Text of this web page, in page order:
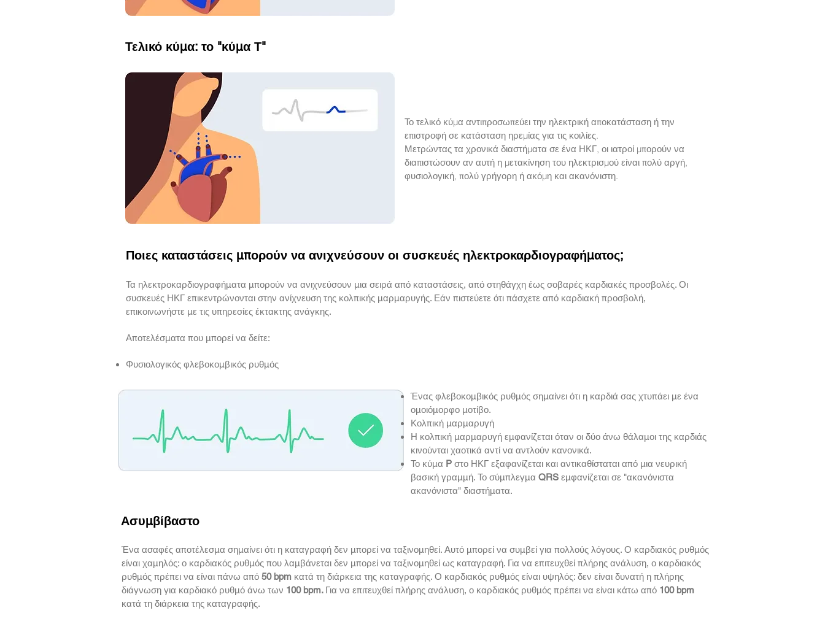
Τελικό κύμα: το "κύμα Τ"
Το τελικό κύμα αντιπροσωπεύει την ηλεκτρική αποκατάσταση ή την
επιστροφή σε κατάσταση ηρεμίας για τις κοιλίες.
Μετρώντας τα χρονικά διαστήματα σε ένα ΗΚΓ, οι ιατροί μπορούν να
διαπιστώσουν αν αυτή η μετακίνηση του ηλεκτρισμού είναι πολύ αργή,
φυσιολογική, πολύ γρήγορη ή ακόμη και ακανόνιστη.
Ποιες καταστάσεις μπορούν να ανιχνεύσουν οι συσκευές ηλεκτροκαρδιογραφήματος;
Τα ηλεκτροκαρδιογραφήματα μπορούν να ανιχνεύσουν μια σειρά από καταστάσεις, από στηθάγχη έως σοβαρές καρδιακές προσβολές. Οι
συσκευές ΗΚΓ επικεντρώνονται στην ανίχνευση της κολπικής μαρμαρυγής. Εάν πιστεύετε ότι πάσχετε από καρδιακή προσβολή,
επικοινωνήστε με τις υπηρεσίες έκτακτης ανάγκης.
Αποτελέσματα που μπορεί να δείτε:
Φυσιολογικός φλεβοκομβικός ρυθμός
Ασυμβίβαστο
Ένας φλεβοκομβικός ρυθμός σημαίνει ότι η καρδιά σας χτυπάει με ένα
ομοιόμορφο μοτίβο.
Κολπική μαρμαρυγή
Η κολπική μαρμαρυγή εμφανίζεται όταν οι δύο άνω θάλαμοι της καρδιάς
κινούνται χαοτικά αντί να αντλούν κανονικά.
Το κύμα P στο ΗΚΓ εξαφανίζεται και αντικαθίσταται από μια νευρική
βασική γραμμή. Το σύμπλεγμα QRS εμφανίζεται σε "ακανόνιστα
ακανόνιστα" διαστήματα.
Ένα ασαφές αποτέλεσμα σημαίνει ότι η καταγραφή δεν μπορεί να ταξινομηθεί. Αυτό μπορεί να συμβεί για πολλούς λόγους. Ο καρδιακός ρυθμός
είναι χαμηλός: ο καρδιακός ρυθμός που λαμβάνεται δεν μπορεί να ταξινομηθεί ως καταγραφή. Για να επιτευχθεί πλήρης ανάλυση, ο καρδιακός
ρυθμός πρέπει να είναι πάνω από 50 bpm κατά τη διάρκεια της καταγραφής. Ο καρδιακός ρυθμός είναι υψηλός: δεν είναι δυνατή η πλήρης
διάγνωση για καρδιακό ρυθμό άνω των 100 bpm. Για να επιτευχθεί πλήρης ανάλυση, ο καρδιακός ρυθμός πρέπει να είναι κάτω από 100 bpm
κατά τη διάρκεια της καταγραφής.